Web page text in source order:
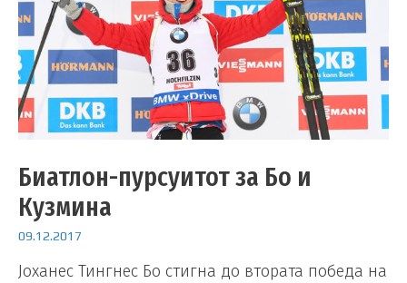
Биатлон-пурсуитот за Бо и
Кузмина
09.12.2017
Јоханес Тингнес Бо стигна до втората победа на